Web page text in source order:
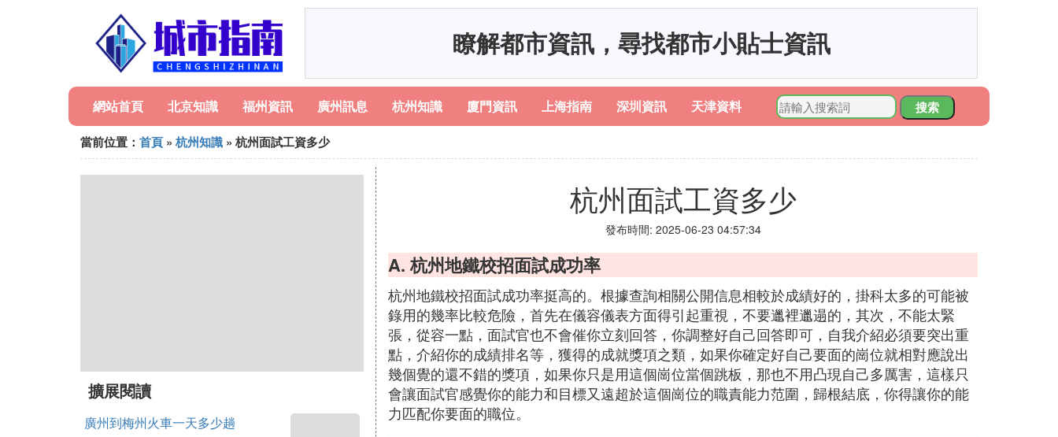
瞭解都市資訊，尋找都市小貼士資訊
網站首頁 北京知識 福州資訊 廣州訊息 杭州知識 廈門資訊 上海指南 深圳資訊 天津資料
搜索
當前位置： 首頁 » 杭州知識 » 杭州面試工資多少
擴展閱讀
廣州到梅州火車一天多少趟
杭州面試工資多少
發布時間: 2025-06-23 04:57:34
A. 杭州地鐵校招面試成功率
杭州地鐵校招面試成功率挺高的。根據查詢相關公開信息相較於成績好的，掛科太多的可能被
錄用的幾率比較危險，首先在儀容儀表方面得引起重視，不要邋裡邋遢的，其次，不能太緊
張，從容一點，面試官也不會催你立刻回答，你調整好自己回答即可，自我介紹必須要突出重
點，介紹你的成績排名等，獲得的成就獎項之類，如果你確定好自己要面的崗位就相對應說出
幾個覺的還不錯的獎項，如果你只是用這個崗位當個跳板，那也不用凸現自己多厲害，這樣只
會讓面試官感覺你的能力和目標又遠超於這個崗位的職責能力范圍，歸根結底，你得讓你的能
力匹配你要面的職位。